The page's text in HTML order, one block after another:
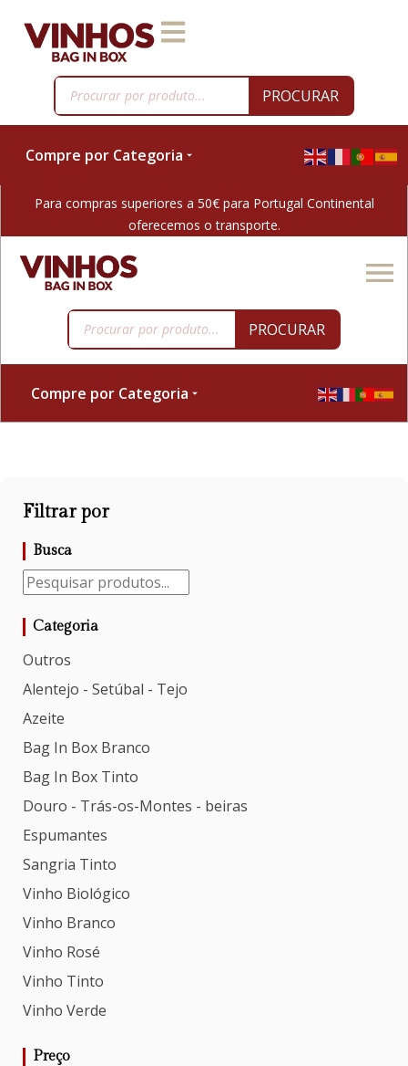
PROCURAR
Compre por Categoria
Para compras superiores a 50€ para Portugal Continental
oferecemos o transporte.
PROCURAR
Compre por Categoria
Filtrar por
Busca
Categoria
Outros
Alentejo - Setúbal - Tejo
Azeite
Bag In Box Branco
Bag In Box Tinto
Douro - Trás-os-Montes - beiras
Espumantes
Sangria Tinto
Vinho Biológico
Vinho Branco
Vinho Rosé
Vinho Tinto
Vinho Verde
Preço